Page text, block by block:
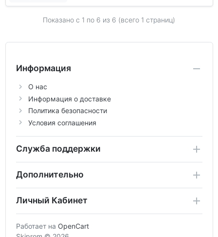
Показано с 1 по 6 из 6 (всего 1 страниц)
Информация
О нас
Информация о доставке
Политика безопасности
Условия соглашения
Служба поддержки
Дополнительно
Личный Кабинет
Работает на OpenCart